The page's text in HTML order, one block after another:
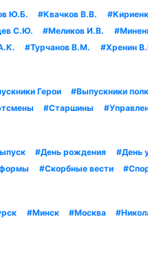
Ю.Б. #Квачков В.В.
С.Ю. #Меликов И.В.
#Турчанов В.М. #Хренин
Герои #Выпускники
#Старшины
#День рождения #День
#Скорбные вести
#Минск #Москва